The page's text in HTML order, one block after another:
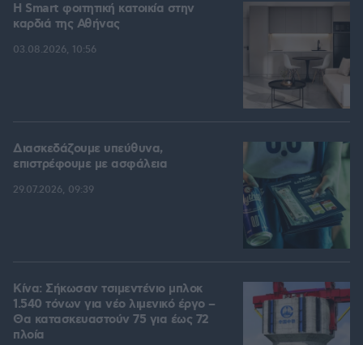
Η Smart φοιτητική κατοικία στην
καρδιά της Αθήνας
03.08.2026, 10:56
Διασκεδάζουμε υπεύθυνα,
επιστρέφουμε με ασφάλεια
29.07.2026, 09:39
Κίνα: Σήκωσαν τσιμεντένιο μπλοκ
1.540 τόνων για νέο λιμενικό έργο –
Θα κατασκευαστούν 75 για έως 72
πλοία